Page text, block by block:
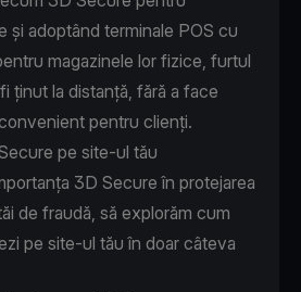
și adoptând terminale POS cu
magazinele lor fizice, furtul
ținut la distanță, fără a face
pentru clienți.
pe site-ul tău
3D Secure în protejarea
de fraudă, să explorăm cum
pe site-ul tău în doar câteva